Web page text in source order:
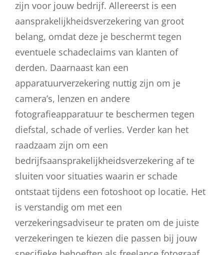
zijn voor jouw bedrijf. Allereerst is een
aansprakelijkheidsverzekering van groot
belang, omdat deze je beschermt tegen
eventuele schadeclaims van klanten of
derden. Daarnaast kan een
apparatuurverzekering nuttig zijn om je
camera’s, lenzen en andere
fotografieapparatuur te beschermen tegen
diefstal, schade of verlies. Verder kan het
raadzaam zijn om een
bedrijfsaansprakelijkheidsverzekering af te
sluiten voor situaties waarin er schade
ontstaat tijdens een fotoshoot op locatie. Het
is verstandig om met een
verzekeringsadviseur te praten om de juiste
verzekeringen te kiezen die passen bij jouw